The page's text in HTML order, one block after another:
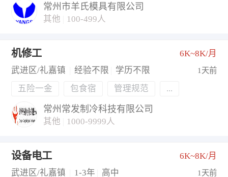
常州市羊氏模具有限公司
其他 100-499人
机修工
6K~8K/月
武进区/礼嘉镇
经验不限 学历不限 1天前
五险一金 包食宿 管理规范 ...
常州常发制冷科技有限公司
其他 1000-9999人
设备电工
6K~8K/月
武进区/礼嘉镇
1-3年 高中 1天前